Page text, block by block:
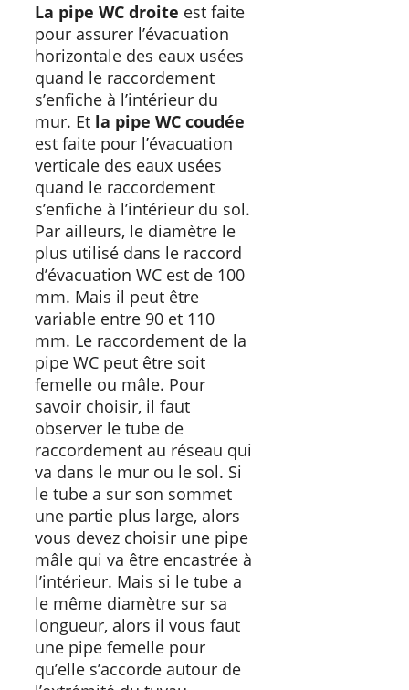
La pipe WC droite est faite
pour assurer l’évacuation
horizontale des eaux usées
quand le raccordement
s’enfiche à l’intérieur du
mur. Et la pipe WC coudée
est faite pour l’évacuation
verticale des eaux usées
quand le raccordement
s’enfiche à l’intérieur du sol.
Par ailleurs, le diamètre le
plus utilisé dans le raccord
d’évacuation WC est de 100
mm. Mais il peut être
variable entre 90 et 110
mm. Le raccordement de la
pipe WC peut être soit
femelle ou mâle. Pour
savoir choisir, il faut
observer le tube de
raccordement au réseau qui
va dans le mur ou le sol. Si
le tube a sur son sommet
une partie plus large, alors
vous devez choisir une pipe
mâle qui va être encastrée à
l’intérieur. Mais si le tube a
le même diamètre sur sa
longueur, alors il vous faut
une pipe femelle pour
qu’elle s’accorde autour de